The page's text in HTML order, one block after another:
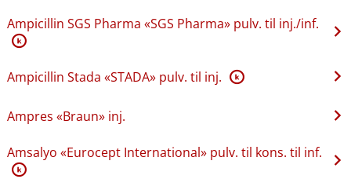
Ampicillin SGS Pharma «SGS Pharma» pulv. til inj.​/​inf.
K
Ampicillin Stada «STADA» pulv. til inj. K
Ampres «Braun» inj.
Amsalyo «Eurocept International» pulv. til kons. til inf.
K